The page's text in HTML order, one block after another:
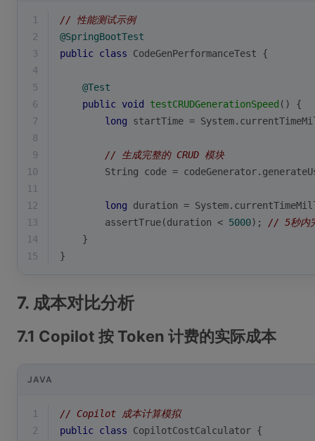
1
// 性能测试示例
2
@SpringBootTest
3
public class CodeGenPerformanceTest
{
4
5
@Test
6
public void testCRUDGenerationSpeed ()
{
7
long startTime =
8
9
// 生成完整的 CRUD 模块
10
String code =
11
12
long duration =
13
        assertTrue(duration <
5000); // 5秒内
14
    }
15
}
7. 成本对比分析
7.1 Copilot 按 Token 计费的实际成本
JAVA
1
// Copilot 成本计算模拟
2
public class CopilotCostCalculator {